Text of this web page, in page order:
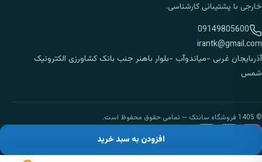
افزودن به سبد خرید
خارجی با پشتیبانی کارشناسی.
09149805600
irantk@gmail.com
آذربایجان غربی -میاندوآب -بلوار باهنر جنب بانک کشاورزی الکترونیک
شمس
© 1405 فروشگاه سانتک — تمامی حقوق محفوظ است.